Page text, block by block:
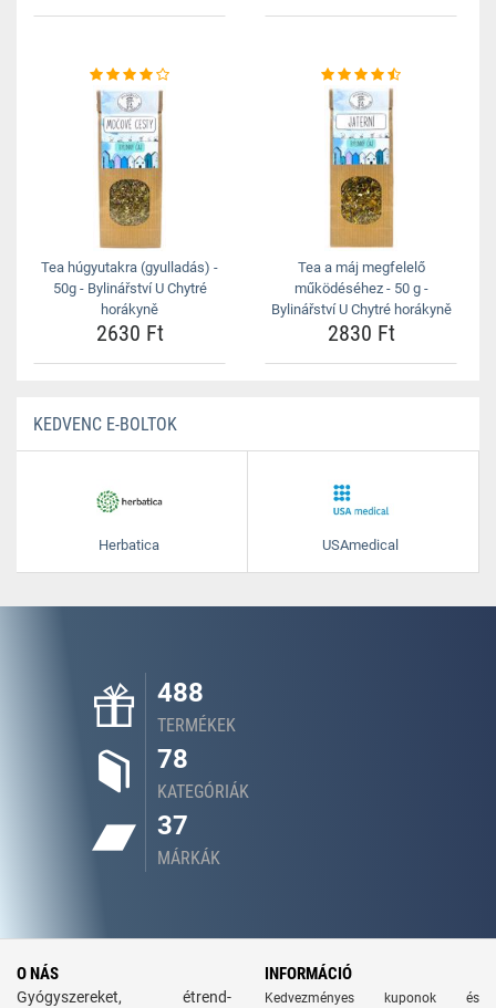
Tea húgyutakra (gyulladás) -
50g - Bylinářství U Chytré
horákyně
2630 Ft
Tea a máj megfelelő
működéséhez - 50 g -
Bylinářství U Chytré horákyně
2830 Ft
KEDVENC E-BOLTOK
Herbatica USAmedical
488
TERMÉKEK
78
KATEGÓRIÁK
37
MÁRKÁK
O NÁS
Gyógyszereket, étrend-
INFORMÁCIÓ
Kedvezményes kuponok és